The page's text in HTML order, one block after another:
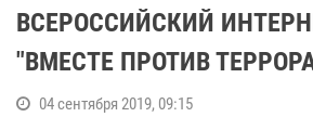
ВСЕРОССИЙСКИЙ
"ВМЕСТЕ ПРОТИВ
04 сентября 2019, 09:15